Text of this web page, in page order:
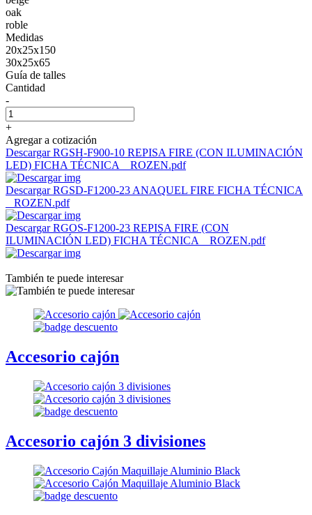
oak
roble
Medidas
20x25x150
30x25x65
Guía de talles
Cantidad
-
+
Agregar a cotización
Descargar RGSH-F900-10 REPISA FIRE (CON ILUMINACIÓN
LED) FICHA TÉCNICA _ ROZEN.pdf
Descargar RGSD-F1200-23 ANAQUEL FIRE FICHA TÉCNICA
_ ROZEN.pdf
Descargar RGOS-F1200-23 REPISA FIRE (CON
ILUMINACIÓN LED) FICHA TÉCNICA _ ROZEN.pdf
También te puede interesar
Accesorio cajón
Accesorio cajón 3 divisiones